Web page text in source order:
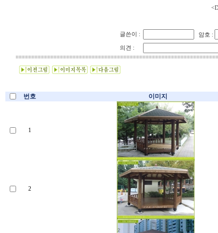
글쓴이 :
암호 :
의견 :
번호 이미지
1
2